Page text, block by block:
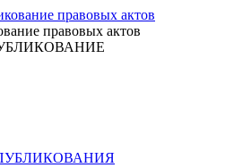
правовых актов